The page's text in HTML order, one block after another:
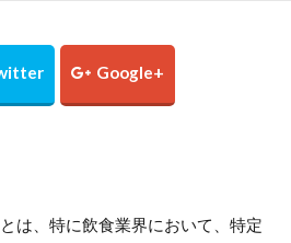
は、特に飲食業界において、特定